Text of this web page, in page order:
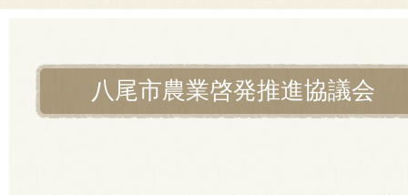
八尾市農業啓発推進協議会